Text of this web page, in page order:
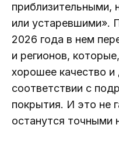
приблизительными,
или устаревшими».
2026 года в нем
и регионов,
хорошее качество
соответствии с
покрытия. И это не
останутся точными